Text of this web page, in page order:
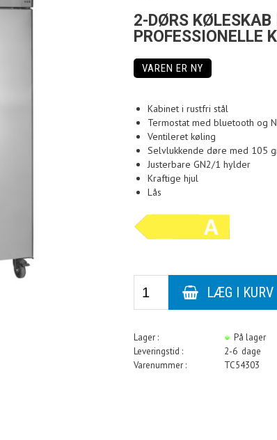
2-DØRS
PROFESSIONELLE
VAREN ER NY
Kabinet i rustfri stål
Termostat med bluetooth og
Ventileret køling
Selvlukkende døre med 105
Justerbare GN2/1 hylder
Kraftige hjul
Lås
Lager :
På lager
Leveringstid :
2-6 dage
Varenummer :
TC54303